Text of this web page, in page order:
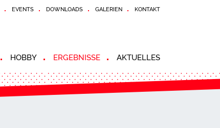
EVENTS DOWNLOADS GALERIEN KONTAKT
HOBBY ERGEBNISSE AKTUELLES